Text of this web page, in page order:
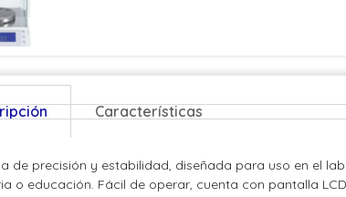
Características
de precisión y estabilidad, diseñada para uso en el
o educación. Fácil de operar, cuenta con pantalla